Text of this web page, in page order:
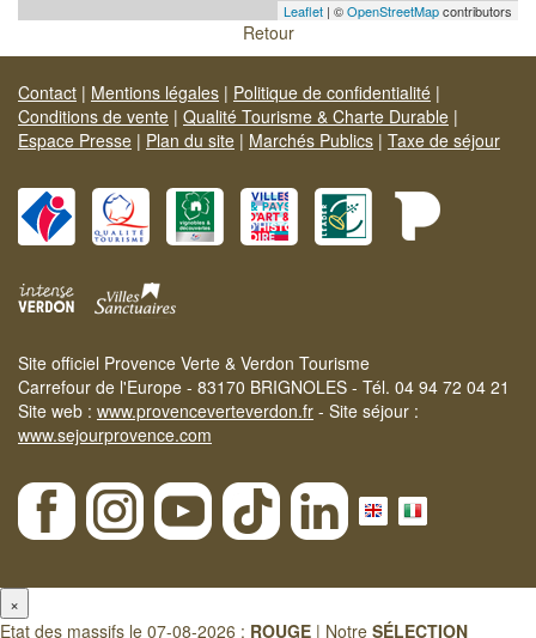
Leaflet | ©OpenStreetMapcontributors
Retour
Contact | Mentions légales | Politique de confidentialité |
Conditions de vente | Qualité Tourisme & Charte Durable |
Espace Presse | Plan du site | Marchés Publics | Taxe de séjour
Site officiel Provence Verte & Verdon Tourisme
Carrefour de l'Europe - 83170 BRIGNOLES - Tél. 04 94 72 04 21
Site web : www.provenceverteverdon.fr - Site séjour :
www.sejourprovence.com
×
Etat des massifs le 07-08-2026 : ROUGE | Notre SÉLECTION